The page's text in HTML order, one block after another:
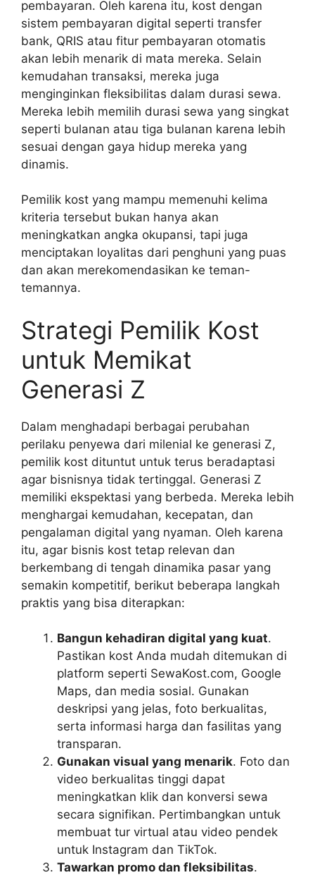
pembayaran. Oleh karena itu, kost dengan
sistem pembayaran digital seperti transfer
bank, QRIS atau fitur pembayaran otomatis
akan lebih menarik di mata mereka. Selain
kemudahan transaksi, mereka juga
menginginkan fleksibilitas dalam durasi sewa.
Mereka lebih memilih durasi sewa yang singkat
seperti bulanan atau tiga bulanan karena lebih
sesuai dengan gaya hidup mereka yang
dinamis.
Pemilik kost yang mampu memenuhi kelima
kriteria tersebut bukan hanya akan
meningkatkan angka okupansi, tapi juga
menciptakan loyalitas dari penghuni yang puas
dan akan merekomendasikan ke teman-
temannya.
Strategi Pemilik Kost
untuk Memikat
Generasi Z
Dalam menghadapi berbagai perubahan
perilaku penyewa dari milenial ke generasi Z,
pemilik kost dituntut untuk terus beradaptasi
agar bisnisnya tidak tertinggal. Generasi Z
memiliki ekspektasi yang berbeda. Mereka lebih
menghargai kemudahan, kecepatan, dan
pengalaman digital yang nyaman. Oleh karena
itu, agar bisnis kost tetap relevan dan
berkembang di tengah dinamika pasar yang
semakin kompetitif, berikut beberapa langkah
praktis yang bisa diterapkan:
Bangun kehadiran digital yang kuat.
Pastikan kost Anda mudah ditemukan di
platform seperti SewaKost.com, Google
Maps, dan media sosial. Gunakan
deskripsi yang jelas, foto berkualitas,
serta informasi harga dan fasilitas yang
transparan.
Gunakan visual yang menarik. Foto dan
video berkualitas tinggi dapat
meningkatkan klik dan konversi sewa
secara signifikan. Pertimbangkan untuk
membuat tur virtual atau video pendek
untuk Instagram dan TikTok.
Tawarkan promo dan fleksibilitas.